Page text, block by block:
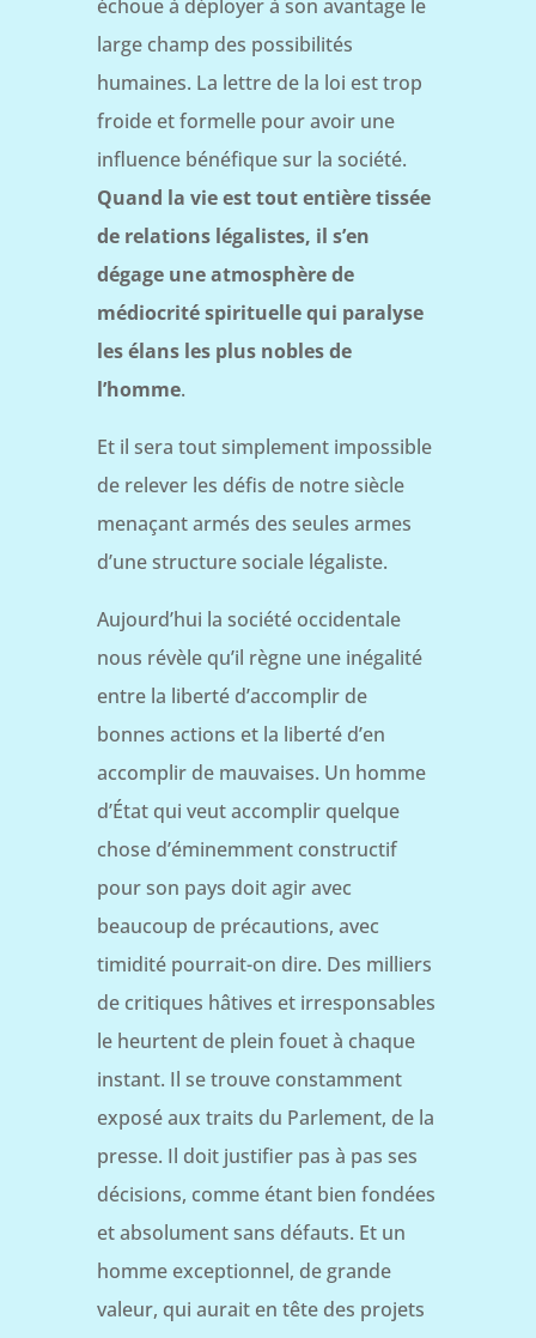
échoue à déployer à son avantage le
large champ des possibilités
humaines. La lettre de la loi est trop
froide et formelle pour avoir une
influence bénéfique sur la société.
Quand la vie est tout entière tissée
de relations légalistes, il s’en
dégage une atmosphère de
médiocrité spirituelle qui paralyse
les élans les plus nobles de
l’homme.
Et il sera tout simplement impossible
de relever les défis de notre siècle
menaçant armés des seules armes
d’une structure sociale légaliste.
Aujourd’hui la société occidentale
nous révèle qu’il règne une inégalité
entre la liberté d’accomplir de
bonnes actions et la liberté d’en
accomplir de mauvaises. Un homme
d’État qui veut accomplir quelque
chose d’éminemment constructif
pour son pays doit agir avec
beaucoup de précautions, avec
timidité pourrait-on dire. Des milliers
de critiques hâtives et irresponsables
le heurtent de plein fouet à chaque
instant. Il se trouve constamment
exposé aux traits du Parlement, de la
presse. Il doit justifier pas à pas ses
décisions, comme étant bien fondées
et absolument sans défauts. Et un
homme exceptionnel, de grande
valeur, qui aurait en tête des projets